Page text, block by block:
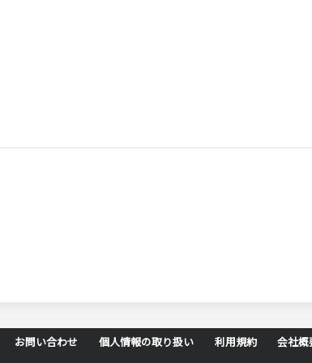
お問い合わせ 個人情報の取り扱い 利用規約
会社概